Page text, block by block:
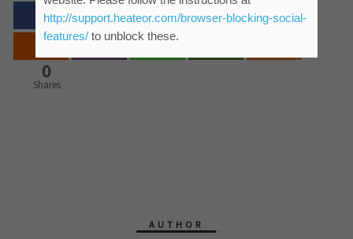
0
Shares
AUTHOR
http://support.heateor.com/browser-blocking-social-
features/to unblock these.